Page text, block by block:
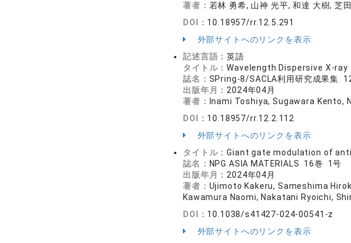
著者： 若林 勇希, 山神 光平, 和達 大樹, 芝
DOI： 10.18957/rr.12.5.291
外部サイトへのリンクを表示
記述言語：英語
タイトル：Wavelength Dispersive X-
誌名： SPring-8/SACLA利用研究成果集
出版年月： 2024年04月
著者： Inami Toshiya, Sugawara Kento,
DOI： 10.18957/rr.12.2.112
外部サイトへのリンクを表示
タイトル：Giant gate modulation of
誌名： NPG ASIA MATERIALS 16巻 1号
出版年月： 2024年04月
著者： Ujimoto Kakeru, Sameshima
Kawamura Naomi, Nakatani Ryoichi,
DOI： 10.1038/s41427-024-00541-z
外部サイトへのリンクを表示